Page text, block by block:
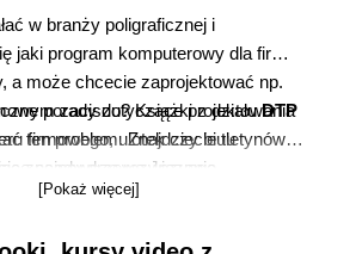
w branży poligraficznej i
jaki program komputerowy dla firmy
a może chcecie zaprojektować np.
zaciszu? Książki z działuDTP
ten problem. Znajdziecie tu
najnowsze rozwiązania
proces druku w biurze i
porady dotyczące projektowania
firmowego, ulotek czy biuletynów i
zasady drzewa Jozuego,
barw, poznacie różnice między
[Pokaż więcej]